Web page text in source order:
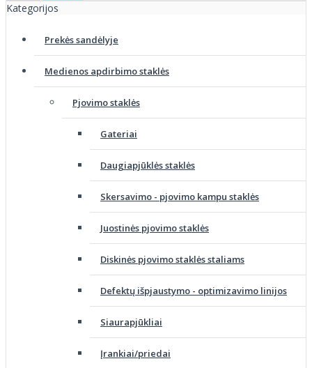
Kategorijos
Prekės sandėlyje
Medienos apdirbimo staklės
Pjovimo staklės
Gateriai
Daugiapjūklės staklės
Skersavimo - pjovimo kampu staklės
Juostinės pjovimo staklės
Diskinės pjovimo staklės staliams
Defektų išpjaustymo - optimizavimo linijos
Siaurapjūkliai
Įrankiai/priedai